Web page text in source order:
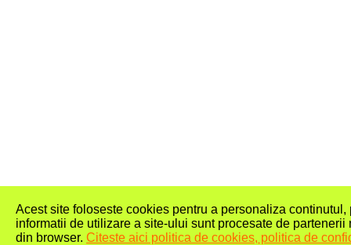
Acest site foloseste cookies pentru a personaliza
informatii de utilizare a site-ului sunt procesate de
din browser. Citeste aici politica de cookies, politica de